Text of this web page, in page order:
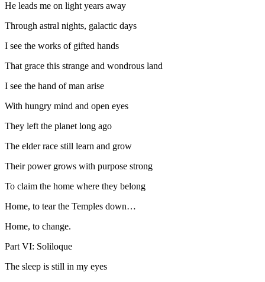
He leads me on light years away
Through astral nights, galactic days
I see the works of gifted hands
That grace this strange and wondrous land
I see the hand of man arise
With hungry mind and open eyes
They left the planet long ago
The elder race still learn and grow
Their power grows with purpose strong
To claim the home where they belong
Home, to tear the Temples down…
Home, to change.
Part VI: Soliloque
The sleep is still in my eyes